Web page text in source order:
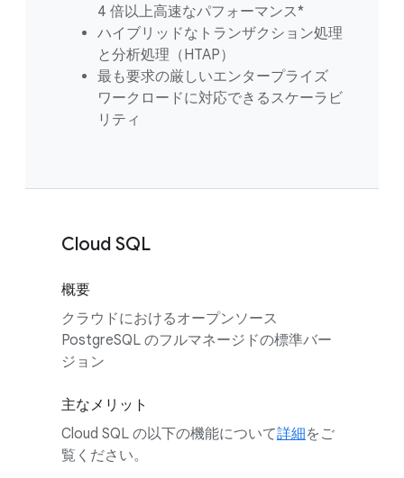
4 倍以上高速なパフォーマンス*
ハイブリッドなトランザクション処理
と分析処理（HTAP）
最も要求の厳しいエンタープライズ
ワークロードに対応できるスケーラビ
リティ
Cloud SQL
概要
クラウドにおけるオープンソース
PostgreSQL のフルマネージドの標準バー
ジョン
主なメリット
Cloud SQL の以下の機能について詳細をご
覧ください。